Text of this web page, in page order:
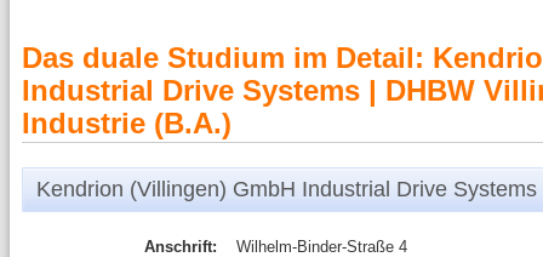
Das duale Studium im Detail:
Industrial Drive Systems | DHBW
Industrie (B.A.)
Kendrion (Villingen) GmbH Industrial Drive Systems
Anschrift:
Wilhelm-Binder-Straße 4